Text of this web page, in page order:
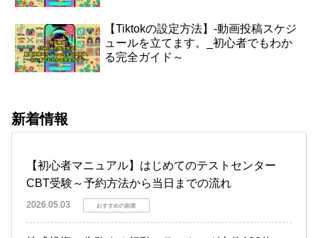
【Tiktokの設定方法】-動画投稿スケジ
ュールを立てます。_初心者でもわか
る完全ガイド～
新着情報
【初心者マニュアル】はじめてのテストセンター
CBT受験～予約方法から当日までの流れ
2026.05.03 おすすめの副業